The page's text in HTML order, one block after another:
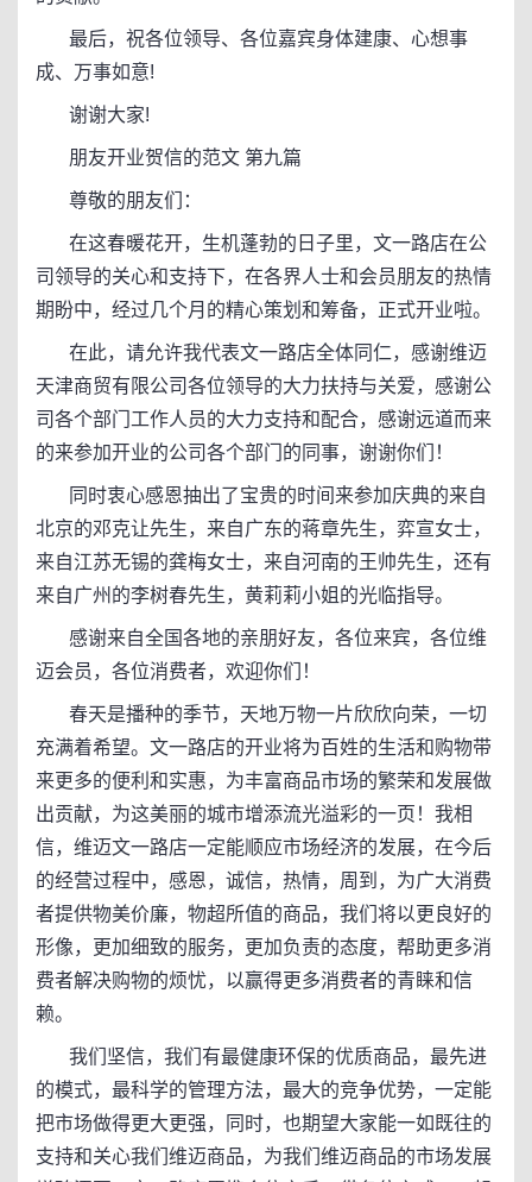
最后，祝各位领导、各位嘉宾身体建康、心想事
成、万事如意!
谢谢大家!
朋友开业贺信的范文 第九篇
尊敬的朋友们：
在这春暖花开，生机蓬勃的日子里，文一路店在公
司领导的关心和支持下，在各界人士和会员朋友的热情
期盼中，经过几个月的精心策划和筹备，正式开业啦。
在此，请允许我代表文一路店全体同仁，感谢维迈
天津商贸有限公司各位领导的大力扶持与关爱，感谢公
司各个部门工作人员的大力支持和配合，感谢远道而来
的来参加开业的公司各个部门的同事，谢谢你们！
同时衷心感恩抽出了宝贵的时间来参加庆典的来自
北京的邓克让先生，来自广东的蒋章先生，弈宣女士，
来自江苏无锡的龚梅女士，来自河南的王帅先生，还有
来自广州的李树春先生，黄莉莉小姐的光临指导。
感谢来自全国各地的亲朋好友，各位来宾，各位维
迈会员，各位消费者，欢迎你们！
春天是播种的季节，天地万物一片欣欣向荣，一切
充满着希望。文一路店的开业将为百姓的生活和购物带
来更多的便利和实惠，为丰富商品市场的繁荣和发展做
出贡献，为这美丽的城市增添流光溢彩的一页！我相
信，维迈文一路店一定能顺应市场经济的发展，在今后
的经营过程中，感恩，诚信，热情，周到，为广大消费
者提供物美价廉，物超所值的商品，我们将以更良好的
形像，更加细致的服务，更加负责的态度，帮助更多消
费者解决购物的烦忧，以赢得更多消费者的青睐和信
赖。
我们坚信，我们有最健康环保的优质商品，最先进
的模式，最科学的管理方法，最大的竞争优势，一定能
把市场做得更大更强，同时，也期望大家能一如既往的
支持和关心我们维迈商品，为我们维迈商品的市场发展